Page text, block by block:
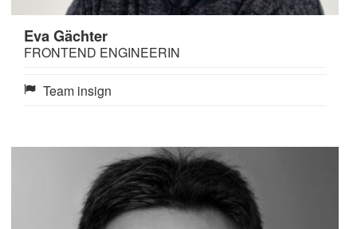
Eva Gächter
FRONTEND ENGINEERIN
Team insign